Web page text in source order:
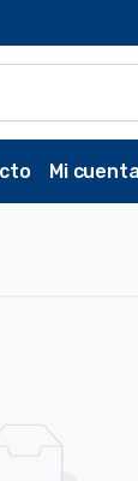
Mi cuenta